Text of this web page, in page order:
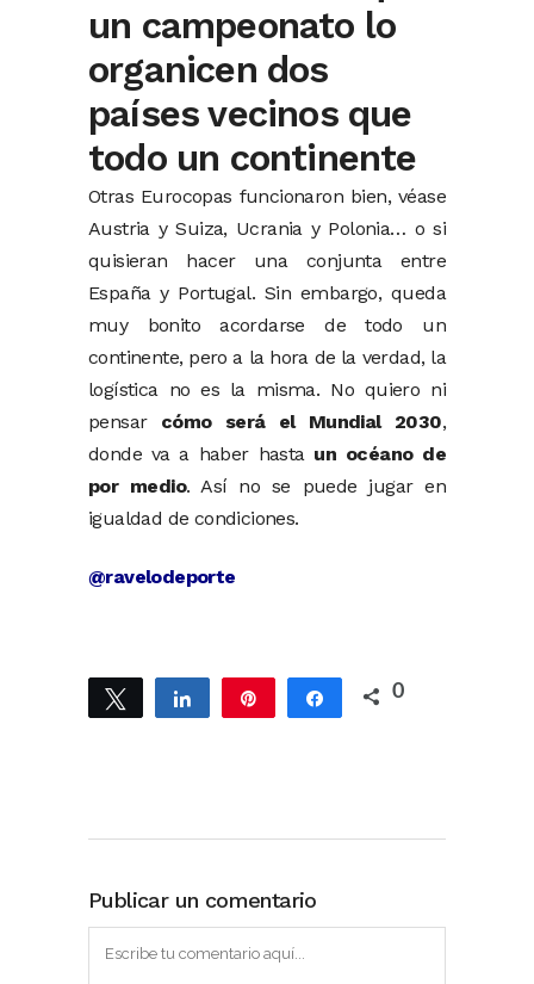
un campeonato lo
organicen dos
países vecinos que
todo un continente
Otras Eurocopas funcionaron bien, véase
Austria y Suiza, Ucrania y Polonia… o si
quisieran hacer una conjunta entre
España y Portugal. Sin embargo, queda
muy bonito acordarse de todo un
continente, pero a la hora de la verdad, la
logística no es la misma. No quiero ni
pensar cómo será el Mundial 2030,
donde va a haber hasta un océano de
por medio. Así no se puede jugar en
igualdad de condiciones.
@ravelodeporte
Twittear Compartir Compartir
0
Publicar un comentario